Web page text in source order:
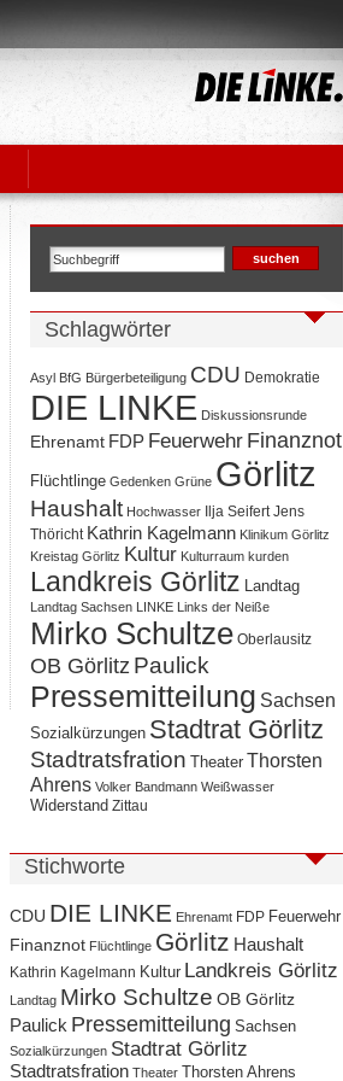
Schlagwörter
Asyl BfG Bürgerbeteiligung CDU Demokratie
DIE LINKE Diskussionsrunde
Ehrenamt FDP Feuerwehr Finanznot
Flüchtlinge Gedenken Grüne Görlitz
Haushalt Hochwasser Ilja Seifert Jens
Thöricht Kathrin Kagelmann Klinikum Görlitz
Kreistag Görlitz Kultur Kulturraum kurden
Landkreis Görlitz Landtag
Landtag Sachsen LINKE Links der Neiße
Mirko Schultze Oberlausitz
OB Görlitz Paulick
Pressemitteilung Sachsen
Sozialkürzungen Stadtrat Görlitz
Stadtratsfration Theater Thorsten
Ahrens Volker Bandmann Weißwasser
Widerstand Zittau
Stichworte
CDU DIE LINKE Ehrenamt FDP Feuerwehr
Finanznot Flüchtlinge Görlitz Haushalt
Kathrin Kagelmann Kultur Landkreis Görlitz
Landtag Mirko Schultze OB Görlitz
Paulick Pressemitteilung Sachsen
Sozialkürzungen Stadtrat Görlitz
Stadtratsfration Theater Thorsten Ahrens